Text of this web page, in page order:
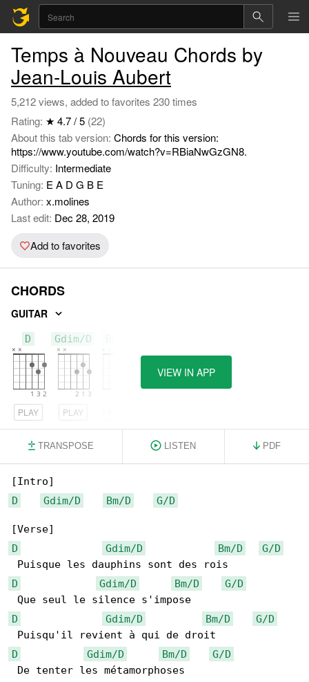
Temps à Nouveau Chords by
Jean-Louis Aubert
5,212 views, added to favorites 230 times
Rating: ★ 4.7 / 5 (22)
About this tab version: Chords for this version:
https://www.youtube.com/watch?v=RBiaNwGzGN8.
Difficulty: Intermediate
Tuning: E A D G B E
Author: x.molines
Last edit: Dec 28, 2019
Add to favorites
CHORDS
GUITAR
D
PLAY
Gdim/D
PLAY
VIEW IN APP
TRANSPOSE LISTEN PDF
D
Gdim/D Bm/D G/D
D
Gdim/D Bm/D
G/D
D
Gdim/D Bm/D
G/D
D
Gdim/D Bm/D
G/D
D
Gdim/D Bm/D
G/D